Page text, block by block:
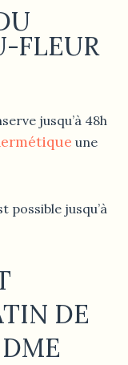
FLEUR
jusqu’à 48h
une
possible jusqu’à
DE